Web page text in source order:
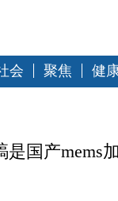
会 聚焦 健
是国产mems